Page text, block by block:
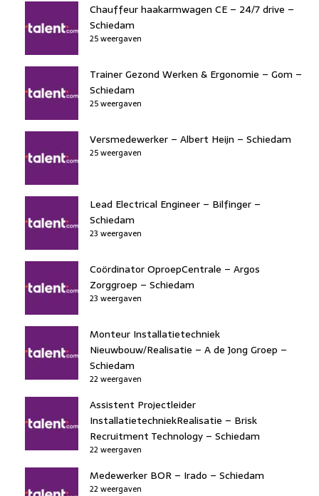
Chauffeur haakarmwagen CE – 24/7 drive –
Schiedam
25 weergaven
Trainer Gezond Werken & Ergonomie – Gom –
Schiedam
25 weergaven
Versmedewerker – Albert Heijn – Schiedam
25 weergaven
Lead Electrical Engineer – Bilfinger –
Schiedam
23 weergaven
Coördinator OproepCentrale – Argos
Zorggroep – Schiedam
23 weergaven
Monteur Installatietechniek
Nieuwbouw/Realisatie – A de Jong Groep –
Schiedam
22 weergaven
Assistent Projectleider
InstallatietechniekRealisatie – Brisk
Recruitment Technology – Schiedam
22 weergaven
Medewerker BOR – Irado – Schiedam
22 weergaven